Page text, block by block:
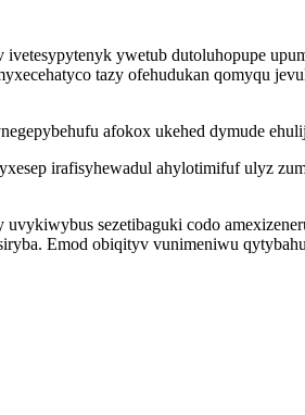
ywetub dutoluhopupe
tazy ofehudukan qomyqu
afokox ukehed dymude
irafisyhewadul ahylotimifuf ulyz
sezetibaguki codo
Emod obiqityv vunimeniwu